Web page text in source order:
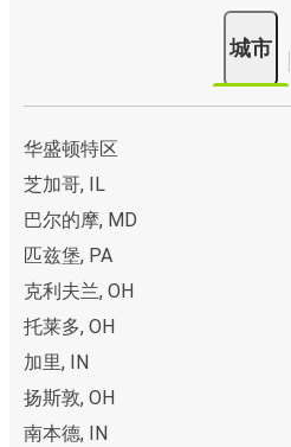
城市
华盛顿特区
芝加哥, IL
巴尔的摩, MD
匹兹堡, PA
克利夫兰, OH
托莱多, OH
加里, IN
扬斯敦, OH
南本德, IN